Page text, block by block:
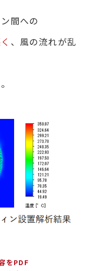
間への
、風の流れが乱
をPDF